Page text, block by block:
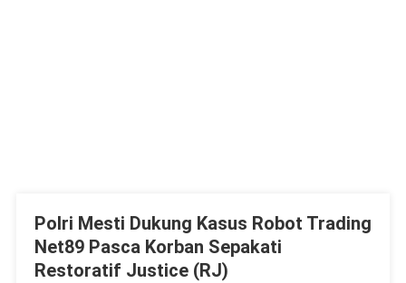
Polri Mesti Dukung Kasus Robot Trading
Net89 Pasca Korban Sepakati
Restoratif Justice (RJ)